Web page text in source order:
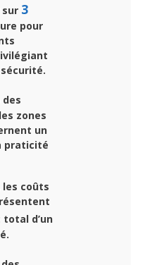
sur 3
pour
des
zones
un
praticité
les coûts
d’un